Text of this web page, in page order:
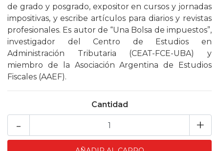
de grado y posgrado, expositor en cursos y jornadas
impositivas, y escribe artículos para diarios y revistas
profesionales. Es autor de “Una Bolsa de impuestos”,
investigador del Centro de Estudios en
Administración Tributaria (CEAT-FCE-UBA) y
miembro de la Asociación Argentina de Estudios
Fiscales (AAEF).
Cantidad
+
-